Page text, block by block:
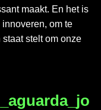
maakt. En het is
om te
stelt om onze